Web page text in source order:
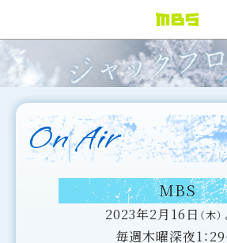
情報・報道
ドラマ
スポーツ
動画イズム
天気・防災
On Air
MBS
2023年2月16日 （木）
毎週木曜深夜1：